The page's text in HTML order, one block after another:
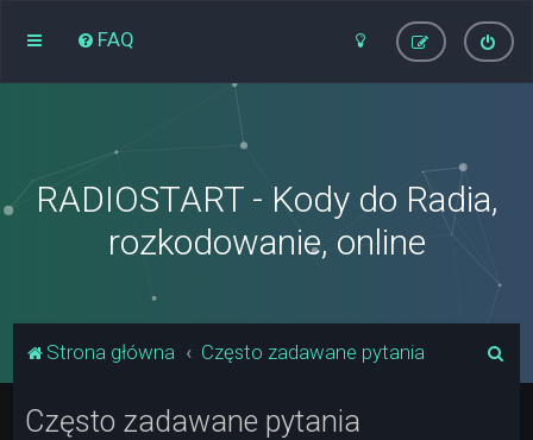
FAQ
RADIOSTART - Kody do Radia,
rozkodowanie, online
Strona główna Często zadawane pytania
Często zadawane pytania